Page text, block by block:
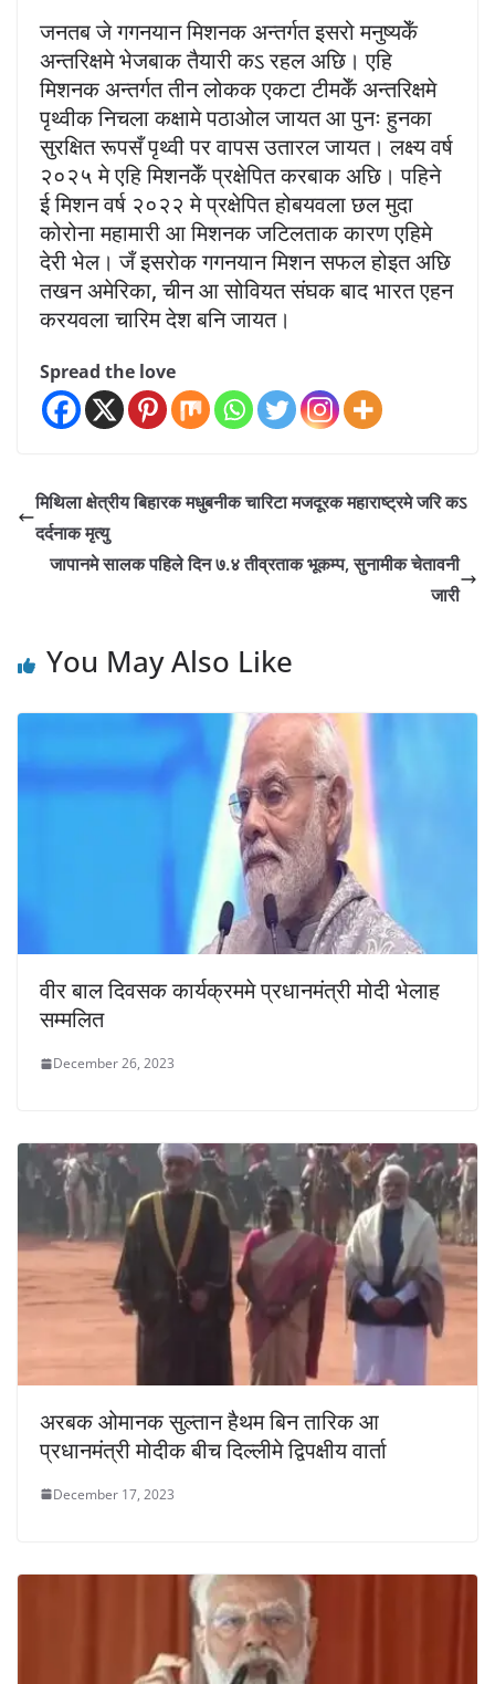
जनतब जे गगनयान मिशनक अन्तर्गत इसरो मनुष्यकेँ
अन्तरिक्षमे भेजबाक तैयारी कऽ रहल अछि। एहि
मिशनक अन्तर्गत तीन लोकक एकटा टीमकेँ अन्तरिक्षमे
पृथ्वीक निचला कक्षामे पठाओल जायत आ पुनः हुनका
सुरक्षित रूपसँ पृथ्वी पर वापस उतारल जायत। लक्ष्य वर्ष
२०२५ मे एहि मिशनकेँ प्रक्षेपित करबाक अछि। पहिने
ई मिशन वर्ष २०२२ मे प्रक्षेपित होबयवला छल मुदा
कोरोना महामारी आ मिशनक जटिलताक कारण एहिमे
देरी भेल। जँ इसरोक गगनयान मिशन सफल होइत अछि
तखन अमेरिका, चीन आ सोवियत संघक बाद भारत एहन
करयवला चारिम देश बनि जायत।
Spread the love
मिथिला क्षेत्रीय बिहारक मधुबनीक चारिटा मजदूरक महाराष्ट्रमे जरि कऽ
दर्दनाक मृत्यु
जापानमे सालक पहिले दिन ७.४ तीव्रताक भूकम्प, सुनामीक चेतावनी
जारी
You May Also Like
वीर बाल दिवसक कार्यक्रममे प्रधानमंत्री मोदी भेलाह
सम्मलित
December 26, 2023
अरबक ओमानक सुल्तान हैथम बिन तारिक आ
प्रधानमंत्री मोदीक बीच दिल्लीमे द्विपक्षीय वार्ता
December 17, 2023